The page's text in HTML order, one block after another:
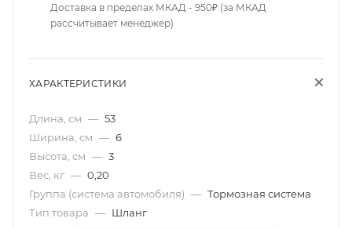
Доставка в пределах МКАД - 950₽ (за МКАД
рассчитывает менеджер)
ХАРАКТЕРИСТИКИ
Длина, см — 53
Ширина, см — 6
Высота, см — 3
Вес, кг — 0,20
Группа (система автомобиля) — Тормозная система
Тип товара — Шланг